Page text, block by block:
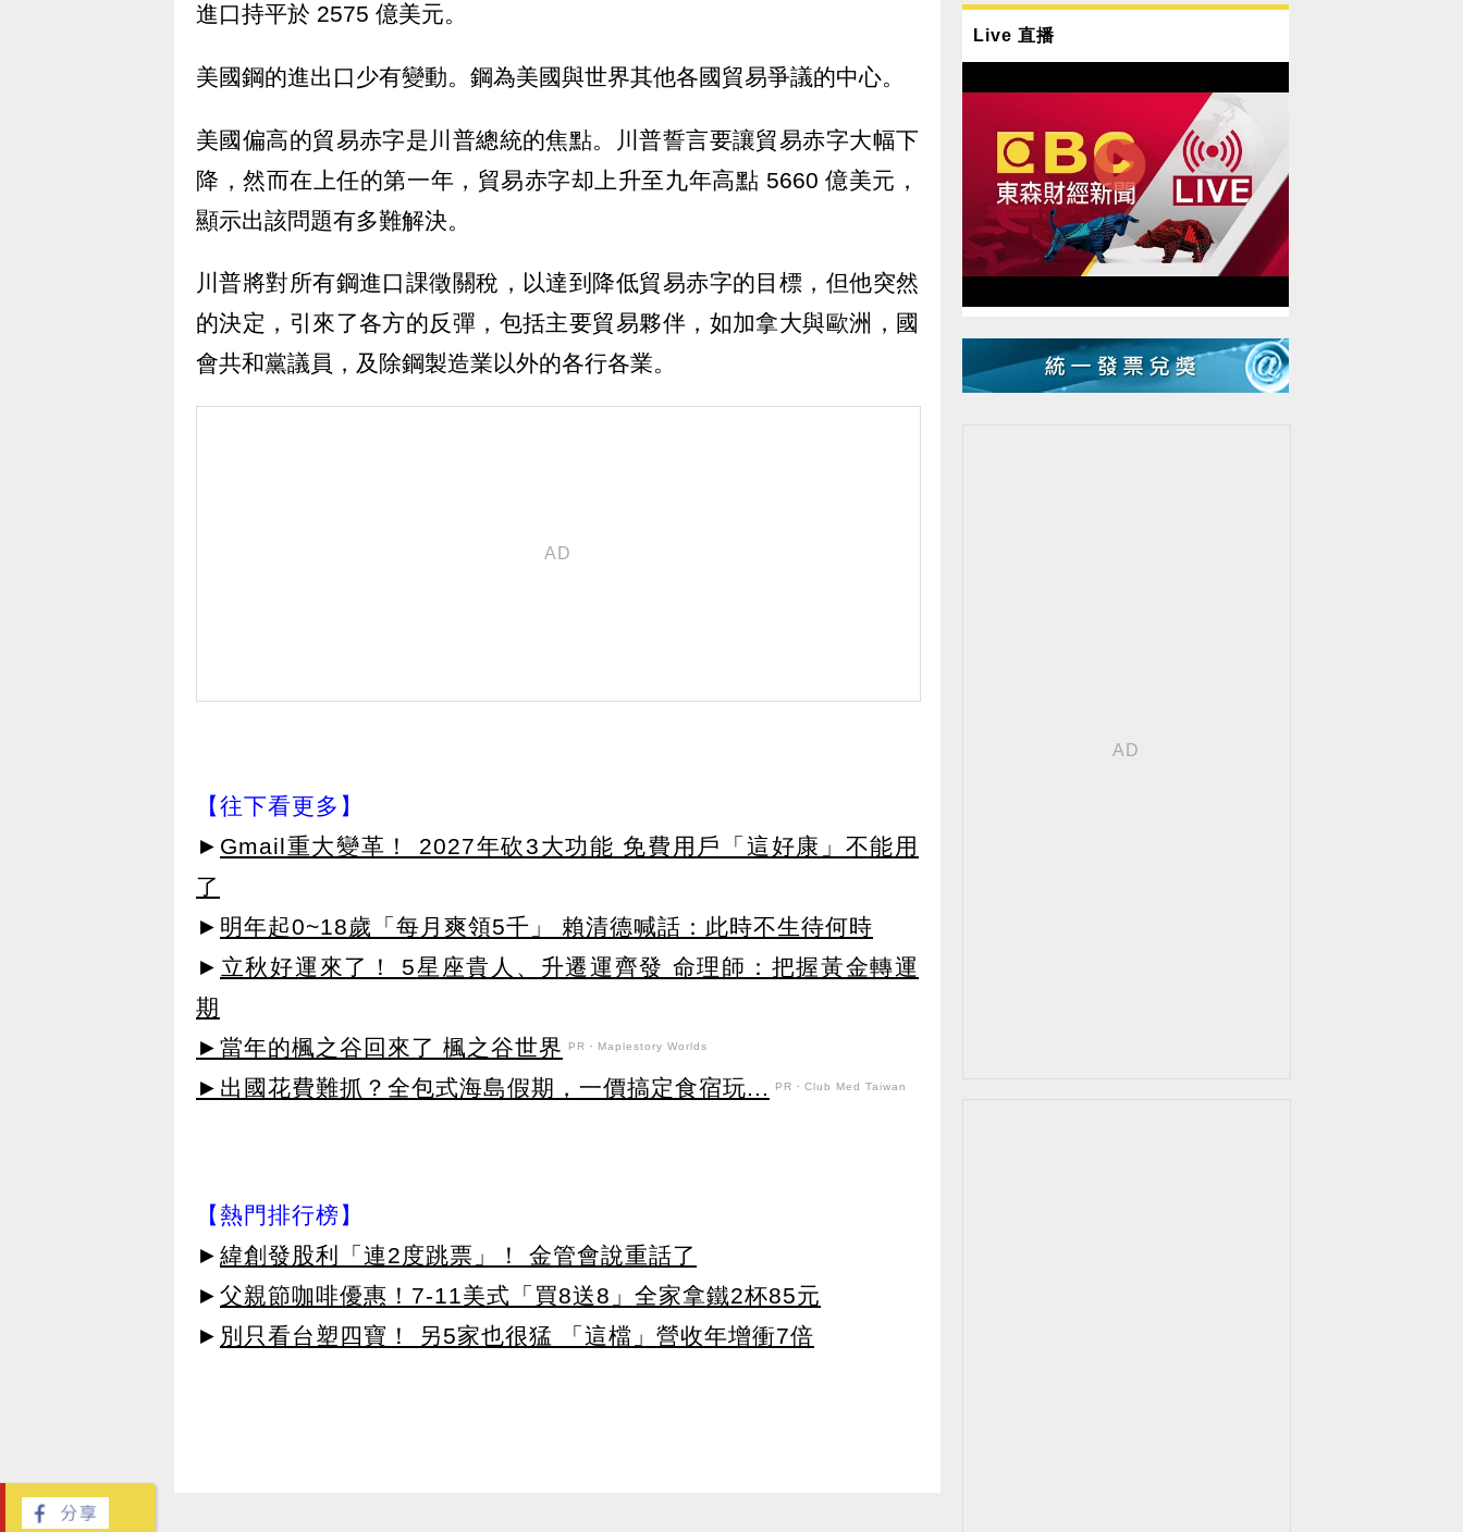
進口持平於 2575 億美元。
美國鋼的進出口少有變動。鋼為美國與世界其他各國貿易爭議的中心。
美國偏高的貿易赤字是川普總統的焦點。川普誓言要讓貿易赤字大幅下
降，然而在上任的第一年，貿易赤字却上升至九年高點 5660 億美元，
顯示出該問題有多難解決。
川普將對所有鋼進口課徵關稅，以達到降低貿易赤字的目標，但他突然
的決定，引來了各方的反彈，包括主要貿易夥伴，如加拿大與歐洲，國
會共和黨議員，及除鋼製造業以外的各行各業。
【往下看更多】
► Gmail重大變革！ 2027年砍3大功能 免費用戶「這好康」不能用
了
► 明年起0~18歲「每月爽領5千」 賴清德喊話：此時不生待何時
► 立秋好運來了！ 5星座貴人、升遷運齊發 命理師：把握黃金轉運
期
►當年的楓之谷回來了 楓之谷世界
PR・Maplestory Worlds
►出國花費難抓？全包式海島假期，一價搞定食宿玩... PR・Club Med Taiwan
【熱門排行榜】
► 緯創發股利「連2度跳票」！ 金管會說重話了
► 父親節咖啡優惠！7-11美式「買8送8」全家拿鐵2杯85元
► 別只看台塑四寶！ 另5家也很猛 「這檔」營收年增衝7倍
Live 直播